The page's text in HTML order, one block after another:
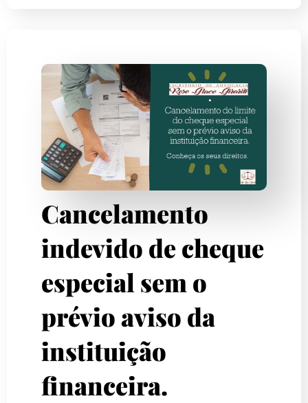
Cancelamento
indevido de cheque
especial sem o
prévio aviso da
instituição
financeira.